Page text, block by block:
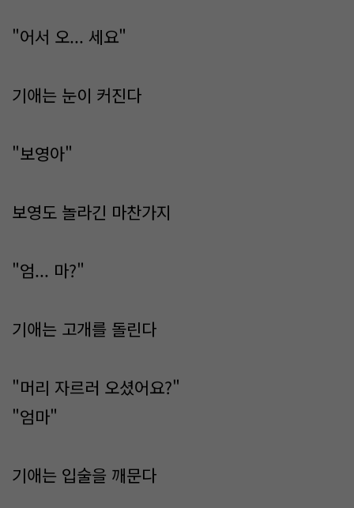
"어서 오... 세요"
기애는 눈이 커진다
"보영아"
보영도 놀라긴 마찬가지
"엄... 마?"
기애는 고개를 돌린다
"머리 자르러 오셨어요?"
"엄마"
기애는 입술을 깨문다